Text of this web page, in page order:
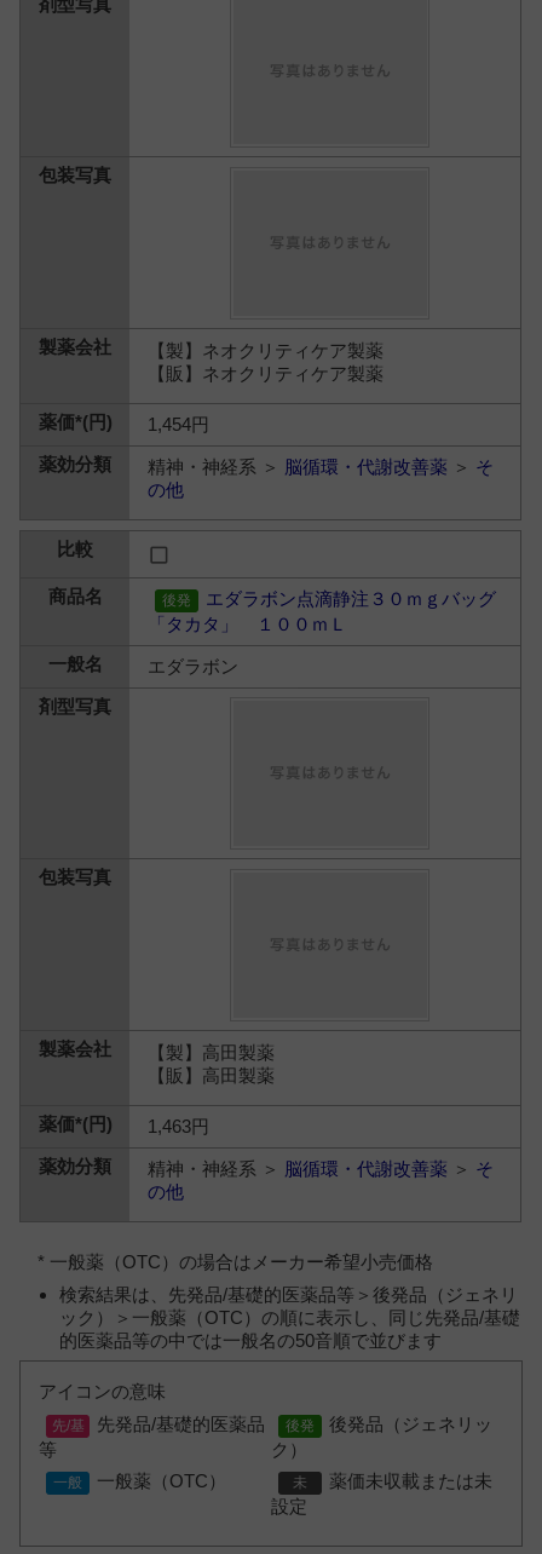
【製】ネオクリティケア製薬
【販】ネオクリティケア製薬
1,454円
精神・神経系 ＞ 脳循環・代謝改善薬 ＞ そ
の他
エダラボン点滴静注３０ｍｇバッグ
「タカタ」 １００ｍＬ
エダラボン
【製】高田製薬
【販】高田製薬
1,463円
精神・神経系 ＞ 脳循環・代謝改善薬 ＞ そ
の他
* 一般薬（OTC）の場合はメーカー希望小売価格
検索結果は、先発品/基礎的医薬品等＞後発品（ジェネリ
ック）＞一般薬（OTC）の順に表示し、同じ先発品/基礎
的医薬品等の中では一般名の50音順で並びます
アイコンの意味
先発品/基礎的医薬品
等
後発品（ジェネリッ
ク）
一般薬（OTC）
薬価未収載または未
設定